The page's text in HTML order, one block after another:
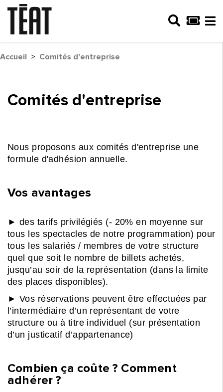
Accueil > Comités d'entreprise
Comités d'entreprise
Nous proposons aux comités d'entreprise une
formule d'adhésion annuelle.
Vos avantages
► des tarifs privilégiés (- 20% en moyenne sur
tous les spectacles de notre programmation) pour
tous les salariés / membres de votre structure
quel que soit le nombre de billets achetés,
jusqu’au soir de la représentation (dans la limite
des places disponibles).
► Vos réservations peuvent être effectuées par
l’intermédiaire d’un représentant de votre
structure ou à titre individuel (sur présentation
d’un justicatif d’appartenance)
Combien ça coûte ? Comment
adhérer ?